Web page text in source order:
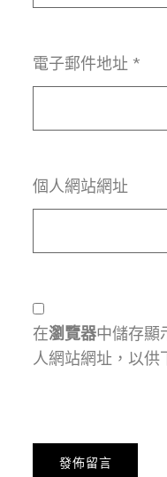
電子郵件地址 *
個人網站網址
在瀏覽器中儲存顯
人網站網址，以供